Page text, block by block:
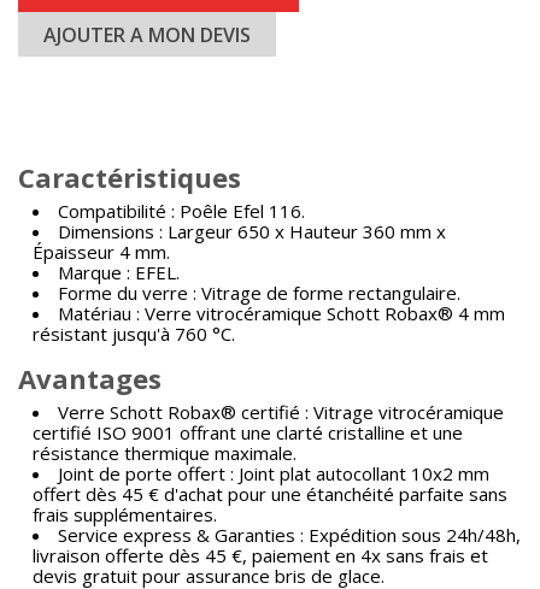
AJOUTER A MON DEVIS
Caractéristiques
Compatibilité : Poêle Efel 116.
Dimensions : Largeur 650 x Hauteur 360 mm x
Épaisseur 4 mm.
Marque : EFEL.
Forme du verre : Vitrage de forme rectangulaire.
Matériau : Verre vitrocéramique Schott Robax® 4 mm
résistant jusqu'à 760 °C.
Avantages
Verre Schott Robax® certifié : Vitrage vitrocéramique
certifié ISO 9001 offrant une clarté cristalline et une
résistance thermique maximale.
Joint de porte offert : Joint plat autocollant 10x2 mm
offert dès 45 € d'achat pour une étanchéité parfaite sans
frais supplémentaires.
Service express & Garanties : Expédition sous 24h/48h,
livraison offerte dès 45 €, paiement en 4x sans frais et
devis gratuit pour assurance bris de glace.